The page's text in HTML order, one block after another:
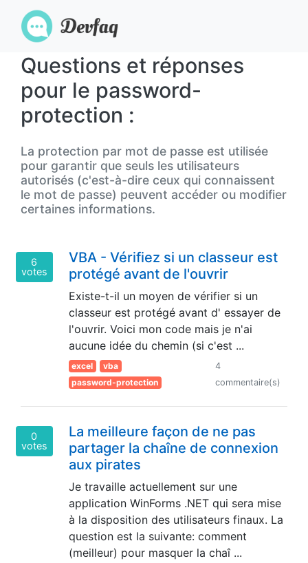
Questions et réponses
pour le password-
protection :
La protection par mot de passe est utilisée
pour garantir que seuls les utilisateurs
autorisés (c'est-à-dire ceux qui connaissent
le mot de passe) peuvent accéder ou modifier
certaines informations.
6
votes
VBA - Vérifiez si un classeur est
protégé avant de l'ouvrir
Existe-t-il un moyen de vérifier si un
classeur est protégé avant d' essayer de
l'ouvrir. Voici mon code mais je n'ai
aucune idée du chemin (si c'est ...
excel
vba
password-protection
4
commentaire(s)
0
votes
La meilleure façon de ne pas
partager la chaîne de connexion
aux pirates
Je travaille actuellement sur une
application WinForms .NET qui sera mise
à la disposition des utilisateurs finaux. La
question est la suivante: comment
(meilleur) pour masquer la chaî ...